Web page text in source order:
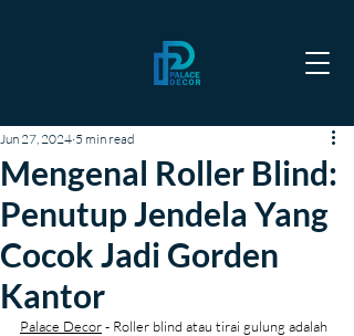
Mengenal Roller Blind:
Penutup Jendela Yang
Cocok Jadi Gorden
Kantor
Jun 27, 2024 5 min read
Palace Decor - Roller blind atau tirai gulung adalah